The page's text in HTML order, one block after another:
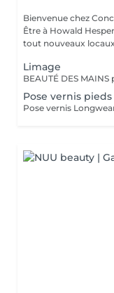
Bienvenue chez Concept Beauté
Être à Howald
tout nouveaux
Limage
Pose vernis pieds